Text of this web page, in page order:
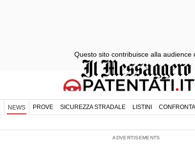
NEWS PROVE SICUREZZA STRADALE LISTINI
Questo sito contribuisce alla audience